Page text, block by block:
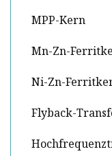
MPP-Kern
Mn-Zn-
Ni-Zn-
Flyback-